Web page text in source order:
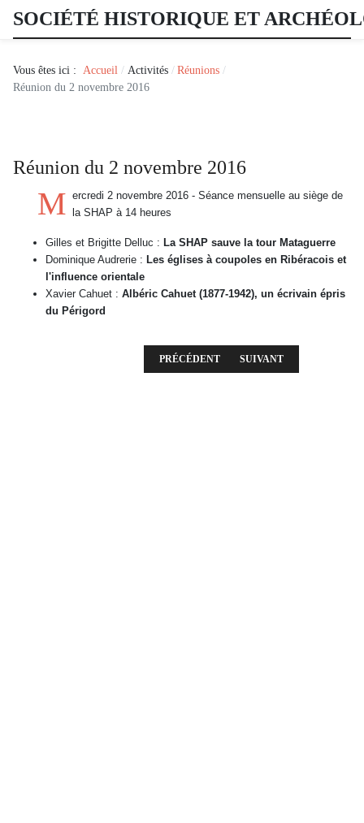
SOCIÉTÉ HISTORIQUE ET
Vous êtes ici : Accueil Activités
Réunions
Réunion du 2 novembre 2016
Réunion du 2 novembre 2016
M ercredi 2 novembre 2016 - Séance mensuelle au siège de
la SHAP à 14 heures
Gilles et Brigitte Delluc : La SHAP sauve la tour Mataguerre
Dominique Audrerie : Les églises à coupoles en Ribéracois et
l'influence orientale
Xavier Cahuet : Albéric Cahuet (1877-1942), un écrivain épris
du Périgord
ARTICLE PRÉCÉDENT : RÉUNION DU 7
PRÉCÉDENT ARTICLE SUIVANT :
SUIVANT